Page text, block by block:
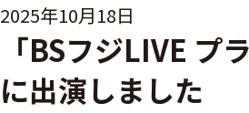
2025年10月18日
「BSフジLIVE プ
に出演しました